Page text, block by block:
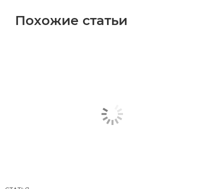
Похожие статьи